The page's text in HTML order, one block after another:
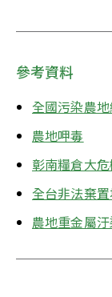
參考資料
全國污染農
農地呷毒
彰南糧倉大
全台非法棄
農地重金屬